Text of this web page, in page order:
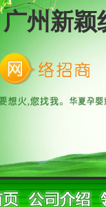
广州新颖